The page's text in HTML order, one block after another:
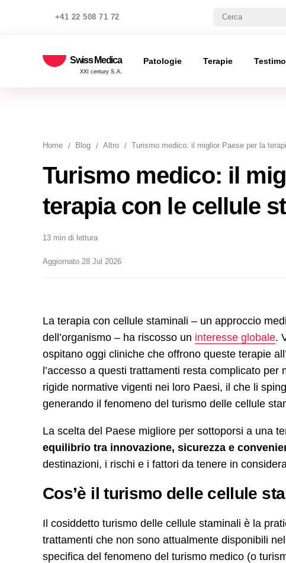
+41 22 508 71 72
Swiss Medica
XXI century S.A.
Patologie Terapie
Home Blog Altro Turismo medico: il miglior Paese per la
Turismo medico: il
terapia con le cellule
13 min di lettura
Aggiornato 28 Jul 2026
La terapia con cellule staminali – un approccio
dell’organismo – ha riscosso un interesse globale.
ospitano oggi cliniche che offrono queste terapie
l’accesso a questi trattamenti resta complicato
rigide normative vigenti nei loro Paesi, il che li
generando il fenomeno del turismo delle cellule
La scelta del Paese migliore per sottoporsi a una
equilibrio tra innovazione, sicurezza e
destinazioni, i rischi e i fattori da tenere in
Cos’è il turismo delle cellule
Il cosiddetto turismo delle cellule staminali è la
trattamenti che non sono attualmente disponibili
specifica del fenomeno del turismo medico (o